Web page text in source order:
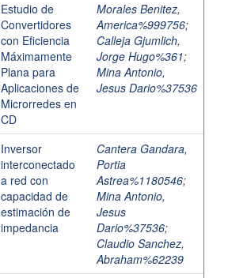
Estudio de
Convertidores
con Eficiencia
Máximamente
Plana para
Aplicaciones de
Microrredes en
CD
Morales Benitez,
America%999756;
Calleja Gjumlich,
Jorge Hugo%361;
Mina Antonio,
Jesus Dario%37536
Inversor
interconectado
a red con
capacidad de
estimación de
impedancia
Cantera Gandara,
Portia
Astrea%1180546;
Mina Antonio,
Jesus
Dario%37536;
Claudio Sanchez,
Abraham%62239